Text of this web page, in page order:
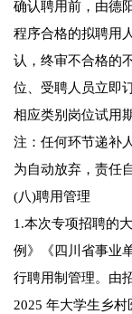
确认聘用前，由德
程序合格的拟聘用
认，终审不合格的
位、受聘人员立即
相应类别岗位试用
注：任何环节递补
为自动放弃，责任
(八)聘用管理
1.本次专项招聘的
例》《四川省事业
行聘用制管理。由
2025 年大学生乡